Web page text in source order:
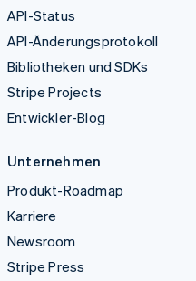
API-Status
API-Änderungsprotokoll
Bibliotheken und SDKs
Stripe Projects
Entwickler-Blog
Unternehmen
Produkt-Roadmap
Karriere
Newsroom
Stripe Press